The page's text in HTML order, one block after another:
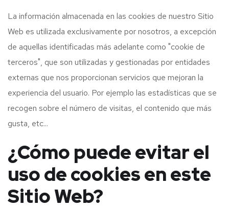
La información almacenada en las cookies de nuestro Sitio
Web es utilizada exclusivamente por nosotros, a excepción
de aquellas identificadas más adelante como "cookie de
terceros", que son utilizadas y gestionadas por entidades
externas que nos proporcionan servicios que mejoran la
experiencia del usuario. Por ejemplo las estadísticas que se
recogen sobre el número de visitas, el contenido que más
gusta, etc...
¿Cómo puede evitar el
uso de cookies en este
Sitio Web?